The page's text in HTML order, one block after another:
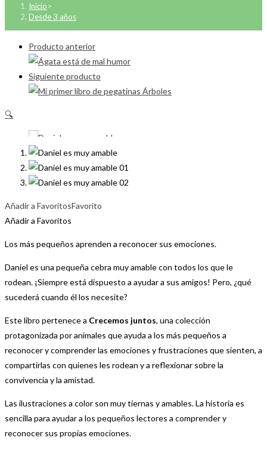
Inicio>
Desde 3 años
Producto anterior
Siguiente producto
🔍
Añadir a FavoritosFavorito
Añadir a Favoritos
Los más pequeños aprenden a reconocer sus emociones.
Daniel es una pequeña cebra muy amable con todos los que le
rodean. ¡Siempre está dispuesto a ayudar a sus amigos! Pero, ¿qué
sucederá cuando él los necesite?
Este libro pertenece a Crecemos juntos, una colección
protagonizada por animales que ayuda a los más pequeños a
reconocer y comprender las emociones y frustraciones que sienten, a
compartirlas con quienes les rodean y a reflexionar sobre la
convivencia y la amistad.
Las ilustraciones a color son muy tiernas y amables. La historia es
sencilla para ayudar a los pequeños lectores a comprender y
reconocer sus propias emociones.